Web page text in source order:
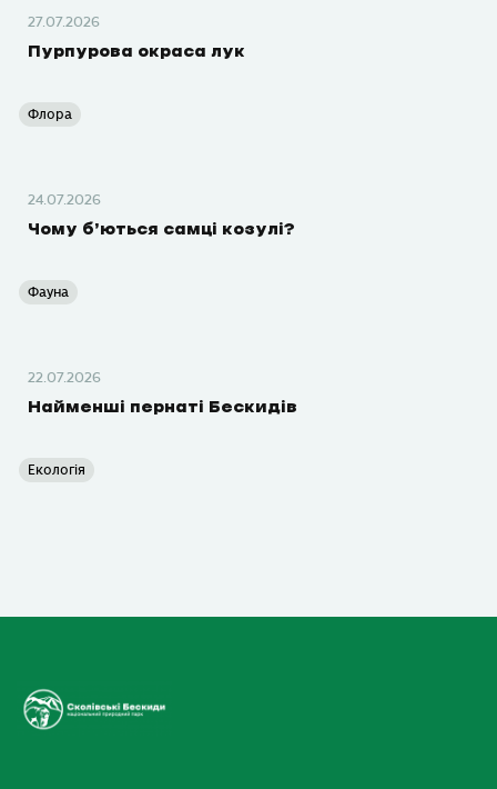
27.07.2026
Пурпурова окраса лук
Флора
24.07.2026
Чому б’ються самці козулі?
Фауна
22.07.2026
Найменші пернаті Бескидів
Екологія